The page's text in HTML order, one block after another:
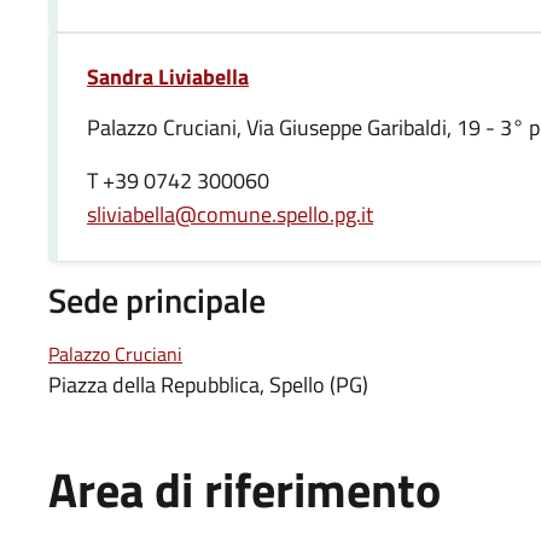
Sandra Liviabella
Palazzo Cruciani, Via Giuseppe Garibaldi, 19 - 3°
T +39 0742 300060
sliviabella@comune.spello.pg.it
Sede principale
Palazzo Cruciani
Piazza della Repubblica, Spello (PG)
Area di riferimento